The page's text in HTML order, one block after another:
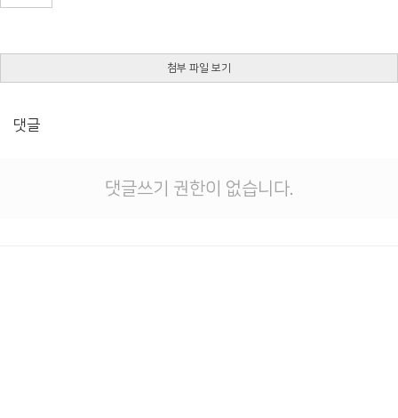
첨부 파일 보기
댓글
댓글쓰기 권한이 없습니다.